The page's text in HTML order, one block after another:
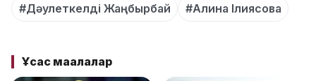
#Дәулеткелді Жаңбырбай
#Алина Ілиясова
Ұқсас мақалалар